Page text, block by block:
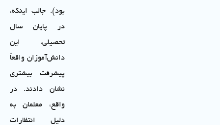
بود). جالب اینکه،
در پایان سال
تحصیلی، این
دانش‌آموزان واقعاً
پیشرفت بیشتری
نشان دادند. در
واقع، معلمان به
دلیل انتظارات